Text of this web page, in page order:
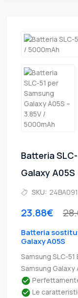
Batteria
Galaxy A05S
SKU:
23.88€
Batteria
Galaxy A05S
Samsung SLC-
Samsung Galaxy
Le